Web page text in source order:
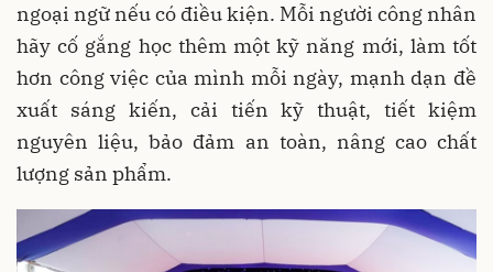
ngoại ngữ nếu có điều kiện. Mỗi người công nhân
hãy cố gắng học thêm một kỹ năng mới, làm tốt
hơn công việc của mình mỗi ngày, mạnh dạn đề
xuất sáng kiến, cải tiến kỹ thuật, tiết kiệm
nguyên liệu, bảo đảm an toàn, nâng cao chất
lượng sản phẩm.